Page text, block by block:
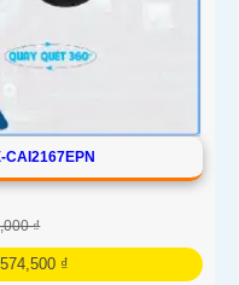
CAI2167EPN
₫
₫